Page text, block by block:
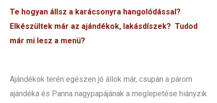
Te hogyan állsz a karácsonyra hangolódással?
Elkészültek már az ajándékok, lakásdíszek? Tudod
már mi lesz a menü?
Ajándékok terén egészen jó állok már, csupán a párom
ajándéka és Panna nagypapájának a meglepetése hiányzik